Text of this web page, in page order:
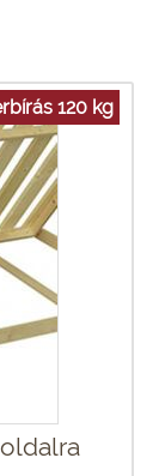
120 kg